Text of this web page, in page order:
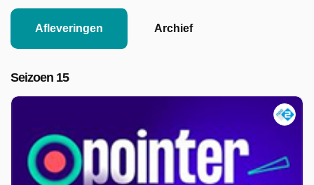
Afleveringen Archief
Seizoen 15